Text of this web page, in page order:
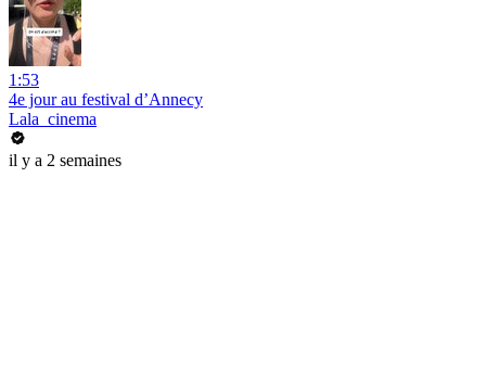
1:53
4e jour au festival d’Annecy
Lala_cinema
il y a 2 semaines